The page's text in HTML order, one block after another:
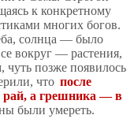
к конкретному
многих богов.
солнца — было
вокруг — растения,
позже появилось
что после
рай, а грешника — в
были умереть.